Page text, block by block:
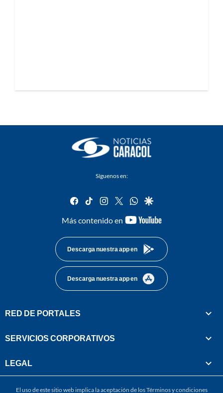
Síguenos en:
facebook
tiktok instagram
twitterwhatsapp
google
Más contenido en
youtube-
Descarga nuestra app en
Descarga nuestra app en
RED DE PORTALES
SERVICIOS CORPORATIVOS
LEGAL
El uso de este sitio web implica la aceptación de losTérminos y condiciones